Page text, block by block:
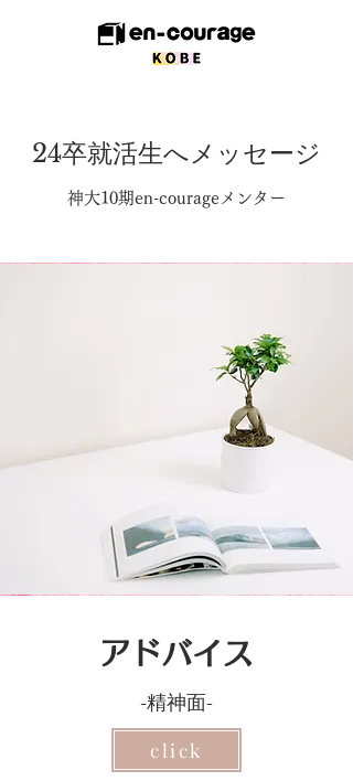
​24卒就活生へメッセージ
​神大10期en-courageメンター
アドバイス
-精神面-
click